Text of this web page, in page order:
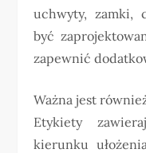
uchwyty, zamki,
być
zapewnić
Ważna jest
Etykiety
kierunku